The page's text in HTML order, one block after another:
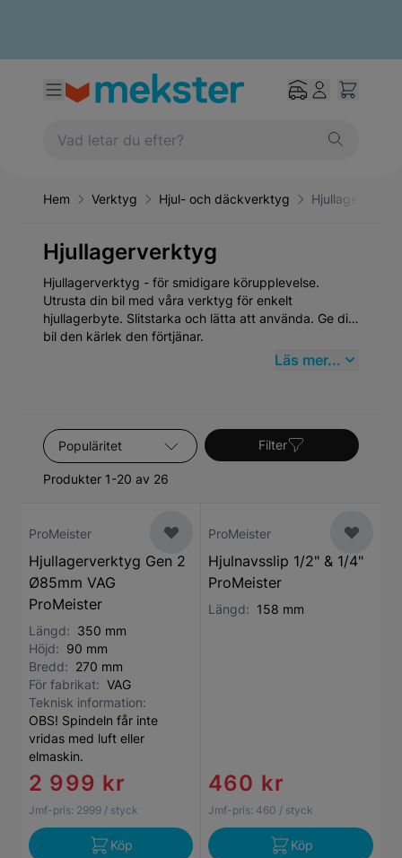
Hem Verktyg Hjul- och däckverktyg
Hjullagerverktyg
Hjullagerverktyg - för smidigare körupplevelse.
Utrusta din bil med våra verktyg för enkelt
hjullagerbyte. Slitstarka och lätta att använda. Ge din
bil den kärlek den förtjänar.
Läs mer...
Sortera efter
Produkter 1-20 av 26
Filter
ProMeister
Hjullagerverktyg Gen 2
Ø85mm VAG
ProMeister
Längd: 350 mm
Höjd: 90 mm
Bredd: 270 mm
För fabrikat: VAG
Teknisk information:
OBS! Spindeln får inte
vridas med luft eller
elmaskin.
2 999 kr
Jmf-pris: 2999 / styck
Köp
ProMeister
Hjulnavsslip 1/2" & 1/4"
ProMeister
Längd: 158 mm
460 kr
Jmf-pris: 460 / styck
Köp